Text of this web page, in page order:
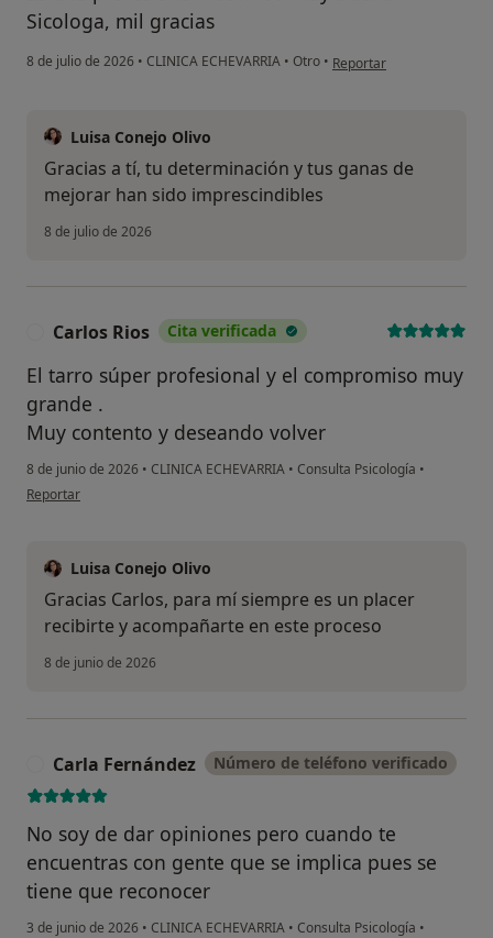
Sicologa, mil gracias
8 de julio de 2026 • CLINICA ECHEVARRIA • Otro • en opinión del usuario
Reportar
Luisa Conejo Olivo
Gracias a tí, tu determinación y tus ganas de
mejorar han sido imprescindibles
8 de julio de 2026
Carlos Rios Cita verificada
El tarro súper profesional y el compromiso muy
grande .
Muy contento y deseando volver
8 de junio de 2026 • CLINICA ECHEVARRIA • Consulta Psicología •
en opinión del usuario Carlos Rios
Reportar
Luisa Conejo Olivo
Gracias Carlos, para mí siempre es un placer
recibirte y acompañarte en este proceso
8 de junio de 2026
Carla Fernández Número de teléfono verificado
No soy de dar opiniones pero cuando te
encuentras con gente que se implica pues se
tiene que reconocer
3 de junio de 2026 • CLINICA ECHEVARRIA • Consulta Psicología •